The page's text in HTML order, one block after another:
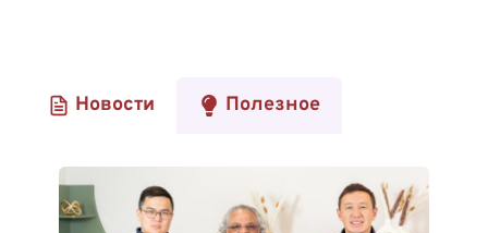
Новости Полезное